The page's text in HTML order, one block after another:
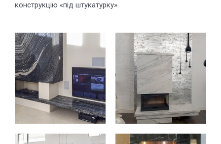
конструкцію «під штукатурку».